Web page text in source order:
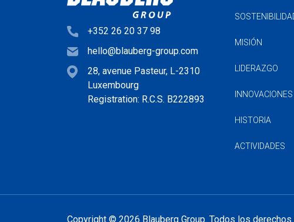
+352 26 20 37 98
hello@blauberg-group.com
28, avenue Pasteur, L-2310
Luxembourg
Registration: R.C.S. B222893
MISIÓN
LIDERAZGO
INNOVACIONES
HISTORIA
ACTIVIDADES
Copyright © 2026 Blauberg Group. Todos los